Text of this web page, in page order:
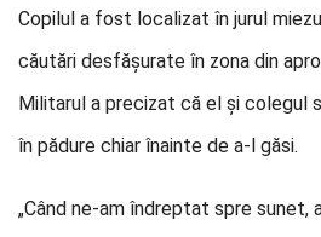
Copilul a fost localizat în jurul
căutări desfășurate în zona din
Militarul a precizat că el și colegul
în pădure chiar înainte de a-l găsi.
„Când ne-am îndreptat spre